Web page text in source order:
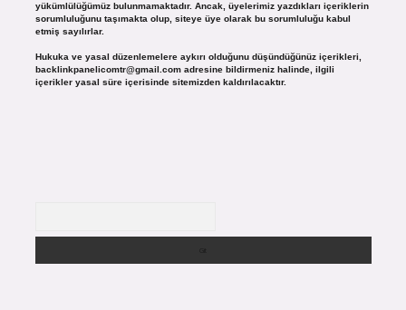
yükümlülüğümüz bulunmamaktadır. Ancak, üyelerimiz yazdıkları içeriklerin
sorumluluğunu taşımakta olup, siteye üye olarak bu sorumluluğu kabul
etmiş sayılırlar.
Hukuka ve yasal düzenlemelere aykırı olduğunu düşündüğünüz içerikleri,
backlinkpanelicomtr@gmail.comadresine bildirmeniz halinde, ilgili
içerikler yasal süre içerisinde sitemizden kaldırılacaktır.